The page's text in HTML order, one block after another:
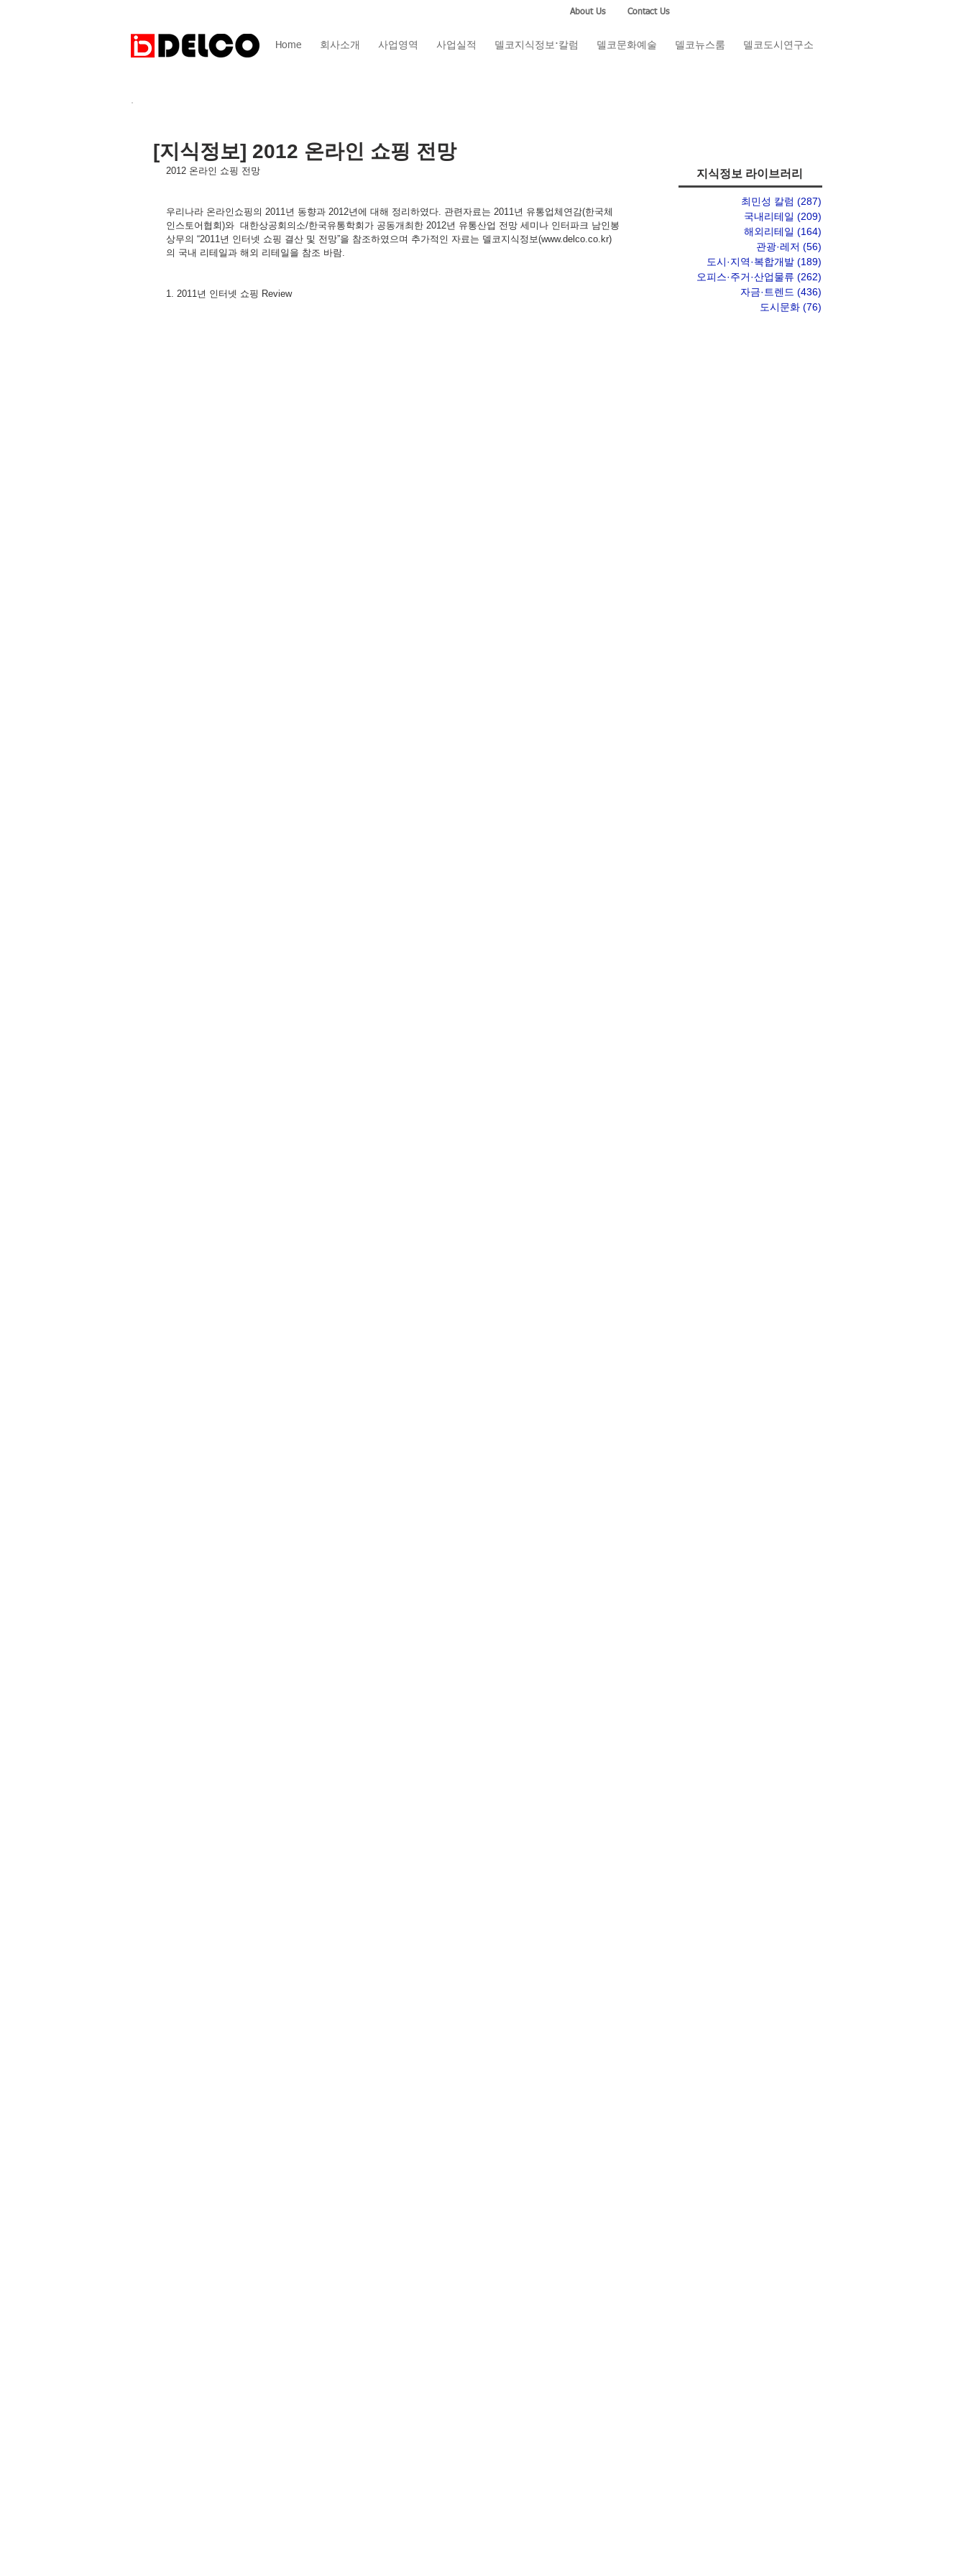
Home 회사소개 사업영역 사업실적 델코지식정보·칼럼 델코문화예술 델코뉴스룸 델코도시연구소
About Us Contact Us
지식정보 라이브러리
최민성 칼럼 (287)
국내리테일 (209)
해외리테일 (164)
관광·레저 (56)
도시·지역·복합개발 (189)
오피스·주거·산업물류 (262)
자금·트렌드 (436)
도시문화 (76)
[지식정보] 2012 온라인 쇼핑 전망
2012 온라인 쇼핑 전망
우리나라 온라인쇼핑의 2011년 동향과 2012년에 대해 정리하였다. 관련자료는 2011년 유통업체연감(한국체
인스토어협회)와  대한상공회의소/한국유통학회가 공동개최한 2012년 유통산업 전망 세미나 인터파크 남인봉
상무의 “2011년 인터넷 쇼핑 결산 및 전망”을 참조하였으며 추가적인 자료는 델코지식정보(www.delco.co.kr)
의 국내 리테일과 해외 리테일을 참조 바람.
1. 2011년 인터넷 쇼핑 Review